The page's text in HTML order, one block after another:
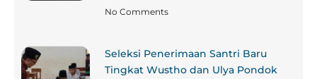
No Comments
Seleksi Penerimaan Santri Baru
Tingkat Wustho dan Ulya Pondok